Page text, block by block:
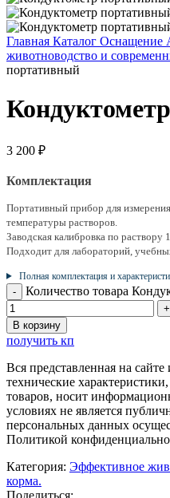
Главная Каталог Оснащение
животноводство и
портативный
3 200 ₽
Комплектация
Портативный прибор для
температуры растворов.
Заводская калибровка по раствору
Подходит для лабораторий,
Полная комплектация и
Количество товара
В корзину
получить кп
Вся представленная на
технические
товаров, носит
условиях не является
персональных данных
Политикой
Категория: Эффективное
корма.
Поделиться: